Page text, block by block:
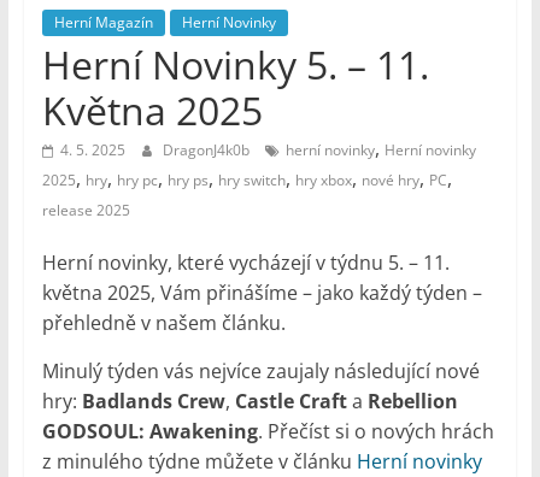
Herní Magazín Herní Novinky
Herní Novinky 5. – 11.
Května 2025
4. 5. 2025 DragonJ4k0b herní novinky, Herní novinky
2025, hry, hry pc, hry ps, hry switch, hry xbox, nové hry, PC,
release 2025
Herní novinky, které vycházejí v týdnu 5. – 11.
května 2025, Vám přinášíme – jako každý týden –
přehledně v našem článku.
Minulý týden vás nejvíce zaujaly následující nové
hry: Badlands Crew, Castle Crafta Rebellion
GODSOUL: Awakening. Přečíst si o nových hrách
z minulého týdne můžete v článku Herní novinky